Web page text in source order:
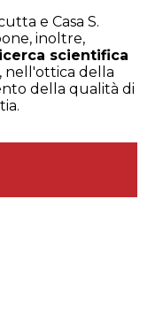
e Casa S.
inoltre,
scientifica
, nell'ottica della
della qualità di